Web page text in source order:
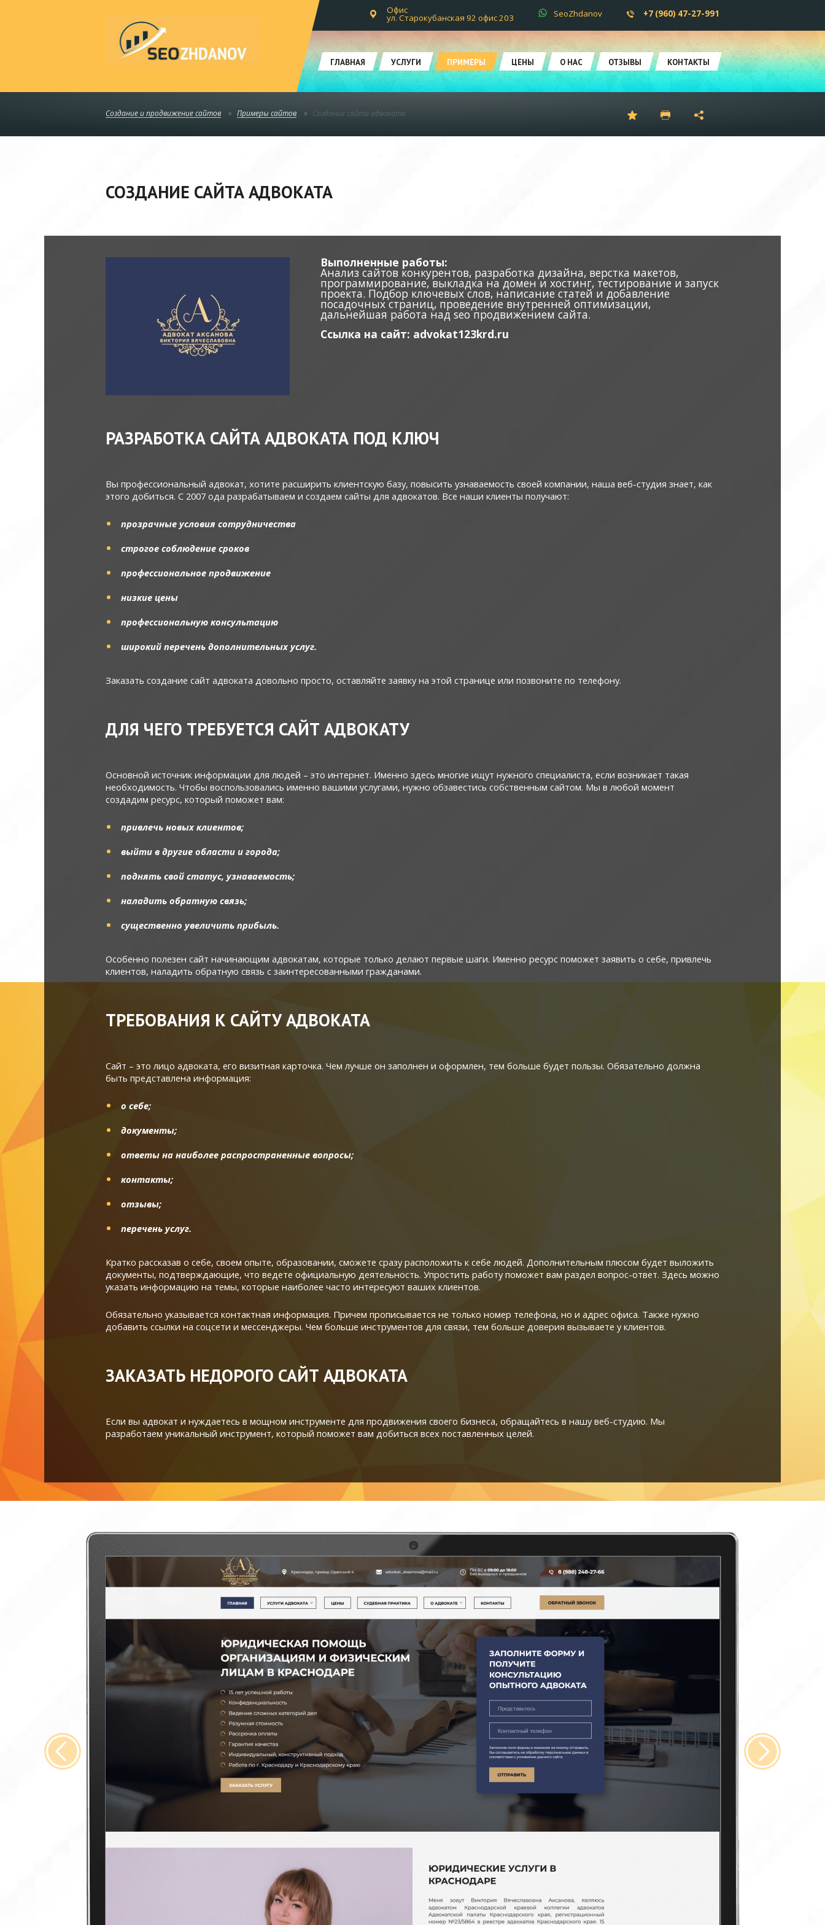
Офис
ул. Старокубанская 92 офис 203 SeoZhdanov +7 (960) 47-27-991
ГЛАВНАЯ УСЛУГИ ПРИМЕРЫ ЦЕНЫ О НАС ОТЗЫВЫ КОНТАКТЫ
Создание и продвижение сайтов Примеры сайтов Создание сайта адвоката
СОЗДАНИЕ САЙТА АДВОКАТА
Выполненные работы:
Анализ сайтов конкурентов, разработка дизайна, верстка макетов,
программирование, выкладка на домен и хостинг, тестирование и запуск
проекта. Подбор ключевых слов, написание статей и добавление
посадочных страниц, проведение внутренней оптимизации,
дальнейшая работа над seo продвижением сайта.
Ссылка на сайт: advokat123krd.ru
РАЗРАБОТКА САЙТА АДВОКАТА ПОД КЛЮЧ
Вы профессиональный адвокат, хотите расширить клиентскую базу, повысить узнаваемость своей компании, наша веб-студия знает, как
этого добиться. С 2007 ода разрабатываем и создаем сайты для адвокатов. Все наши клиенты получают:
прозрачные условия сотрудничества
строгое соблюдение сроков
профессиональное продвижение
низкие цены
профессиональную консультацию
широкий перечень дополнительных услуг.
Заказать создание сайт адвоката довольно просто, оставляйте заявку на этой странице или позвоните по телефону.
ДЛЯ ЧЕГО ТРЕБУЕТСЯ САЙТ АДВОКАТУ
Основной источник информации для людей – это интернет. Именно здесь многие ищут нужного специалиста, если возникает такая
необходимость. Чтобы воспользовались именно вашими услугами, нужно обзавестись собственным сайтом. Мы в любой момент
создадим ресурс, который поможет вам:
привлечь новых клиентов;
выйти в другие области и города;
поднять свой статус, узнаваемость;
наладить обратную связь;
существенно увеличить прибыль.
Особенно полезен сайт начинающим адвокатам, которые только делают первые шаги. Именно ресурс поможет заявить о себе, привлечь
клиентов, наладить обратную связь с заинтересованными гражданами.
ТРЕБОВАНИЯ К САЙТУ АДВОКАТА
Сайт – это лицо адвоката, его визитная карточка. Чем лучше он заполнен и оформлен, тем больше будет пользы. Обязательно должна
быть представлена информация:
о себе;
документы;
ответы на наиболее распространенные вопросы;
контакты;
отзывы;
перечень услуг.
Кратко рассказав о себе, своем опыте, образовании, сможете сразу расположить к себе людей. Дополнительным плюсом будет выложить
документы, подтверждающие, что ведете официальную деятельность. Упростить работу поможет вам раздел вопрос-ответ. Здесь можно
указать информацию на темы, которые наиболее часто интересуют ваших клиентов.
Обязательно указывается контактная информация. Причем прописывается не только номер телефона, но и адрес офиса. Также нужно
добавить ссылки на соцсети и мессенджеры. Чем больше инструментов для связи, тем больше доверия вызываете у клиентов.
ЗАКАЗАТЬ НЕДОРОГО САЙТ АДВОКАТА
Если вы адвокат и нуждаетесь в мощном инструменте для продвижения своего бизнеса, обращайтесь в нашу веб-студию. Мы
разработаем уникальный инструмент, который поможет вам добиться всех поставленных целей.